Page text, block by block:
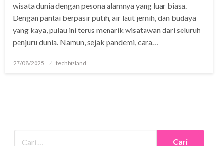
wisata dunia dengan pesona alamnya yang luar biasa.
Dengan pantai berpasir putih, air laut jernih, dan budaya
yang kaya, pulau ini terus menarik wisatawan dari seluruh
penjuru dunia. Namun, sejak pandemi, cara…
Posted
27/08/2025 techbizland